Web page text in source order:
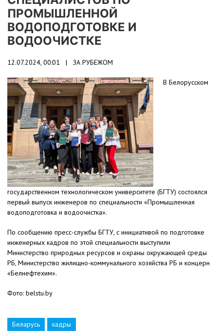
ПРОМЫШЛЕННОЙ
ВОДОПОДГОТОВКЕ И
ВОДООЧИСТКЕ
12.07.2024, 00:01 | ЗА РУБЕЖОМ
В Белорусском
государственном технологическом университете (БГТУ) состоялся
первый выпуск инженеров по специальности «Промышленная
водоподготовка и водоочистка».
По сообщению пресс-службы БГТУ, с инициативой по подготовке
инженерных кадров по этой специальности выступили
Министерство природных ресурсов и охраны окружающей среды
РБ, Министерство жилищно-коммунального хозяйства РБ и концерн
«Белнефтехим».
Фото: belstu.by
Беларусь кадры